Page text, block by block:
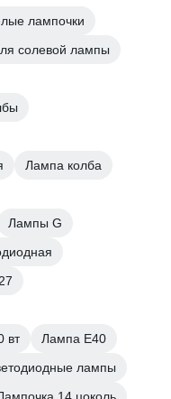
лампочки
солевой лампы
Лампа колба
Лампы G
вт
Лампа E40
лампы